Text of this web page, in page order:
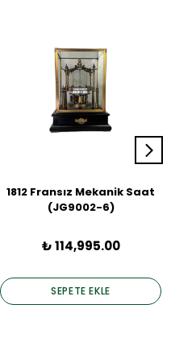
1812 Fransız Mekanik Saat
(JG9002-6)
₺ 114,995.00
SEPETE EKLE